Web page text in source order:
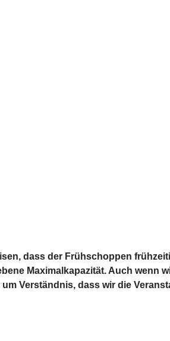
dass der Frühschoppen
Maximalkapazität. Auch
Verständnis, dass wir die